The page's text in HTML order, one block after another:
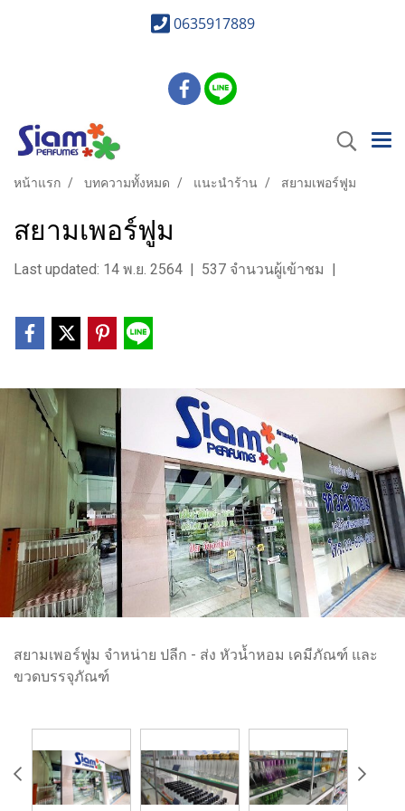
0635917889
หน้าแรก บทความทั้งหมด แนะนำร้าน สยามเพอร์ฟูม
สยามเพอร์ฟูม
Last updated: 14 พ.ย. 2564 | 537 จำนวนผู้เข้าชม |
สยามเพอร์ฟูม จำหน่าย ปลีก - ส่ง หัวน้ำหอม เคมีภัณฑ์ และ
ขวดบรรจุภัณฑ์